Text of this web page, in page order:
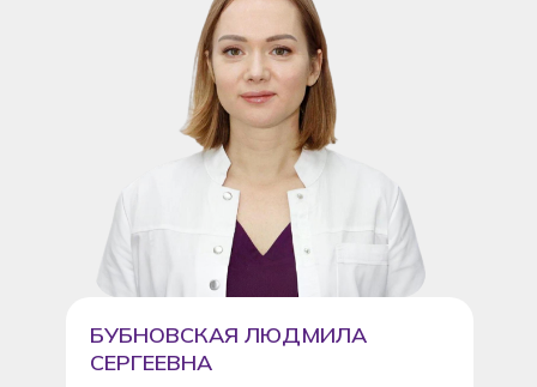
БУБНОВСКАЯ ЛЮДМИЛА
СЕРГЕЕВНА